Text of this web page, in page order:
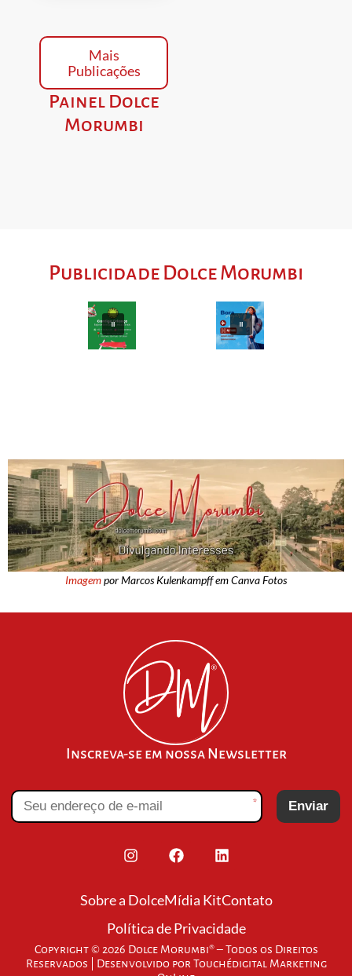
Mais
Publicações
Painel Dolce
Morumbi
Publicidade Dolce Morumbi
Imagempor Marcos Kulenkampff em Canva Fotos
Inscreva-se em nossa Newsletter
* Enviar
Sobre a DolceMídia KitContato
Política de Privacidade
Copyright © 2026 Dolce Morumbi® – Todos os Direitos
Reservados | Desenvolvido por Touchédigital Marketing